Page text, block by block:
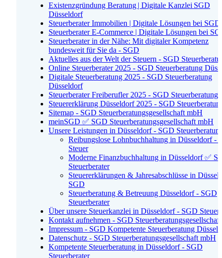
Existenzgründung Beratung | Digitale Kanzlei SGD
Düsseldorf
Steuerberater Immobilien | Digitale Lösungen bei SGD
Steuerberater E-Commerce | Digitale Lösungen bei
Steuerberater in der Nähe: Mit digitaler Kompetenz
bundesweit für Sie da - SGD
Aktuelles aus der Welt der Steuern - SGD
Online Steuerberater 2025 - SGD Steuerberatung
Digitale Steuerberatung 2025 - SGD Steuerberatung
Düsseldorf
Steuerberater Freiberufler 2025 - SGD Steuerberatung
Steuererklärung Düsseldorf 2025 - SGD
Sitemap - SGD Steuerberatungsgesellschaft mbH
meinSGD ✅ SGD Steuerberatungsgesellschaft mbH
Unsere Leistungen in Düsseldorf - SGD
Reibungslose Lohnbuchhaltung in Düsseldorf -
Steuer
Moderne Finanzbuchhaltung in Düsseldorf ✅
Steuerberater
Steuererklärungen & Jahresabschlüsse in
SGD
Steuerberatung & Betreuung Düsseldorf - SGD
Steuerberater
Über unsere Steuerkanzlei in Düsseldorf - SGD
Kontakt aufnehmen - SGD
Impressum - SGD Kompetente Steuerberatung
Datenschutz - SGD Steuerberatungsgesellschaft mbH
Kompetente Steuerberatung in Düsseldorf - SGD
Steuerberater